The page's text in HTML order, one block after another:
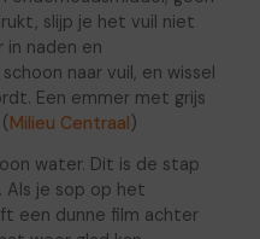
slijp je het vuil niet
naden en
naar vuil, en wissel
Een emmer met grijs
Milieu Centraal)
water. Dit is de stap
Als je sop op het
een dunne film achter